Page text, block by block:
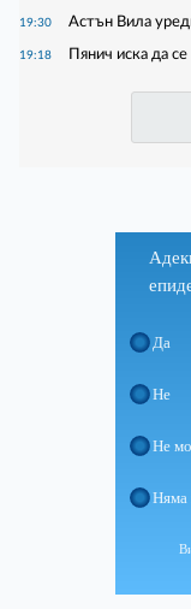
19:30 Астън Вила
19:18 Пянич иска да
Да
Не
Не
Няма